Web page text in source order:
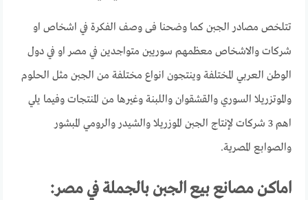
تتلخص مصادر الجبن كما وضحنا فى وصف الفكرة في اشخاص او
شركات والاشخاص معظمهم سوريين متواجدين في مصر او في دول
الوطن العربي المختلفة وينتجون انواع مختلفة من الجبن مثل الحلوم
والموتزريلا السوري والقشقوان واللبنة وغيرها من المنتجات وفيما يلي
اهم 3 شركات لإنتاج الجبن الموزريلا والشيدر والرومي المبشور
والصوابع المصرية.
اماكن مصانع بيع الجبن بالجملة في مصر: